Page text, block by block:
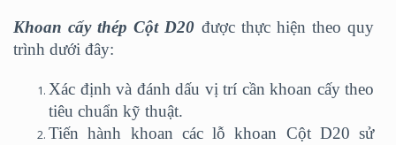
Khoan cấy thép Cột D20 được thực hiện theo quy
trình dưới đây:
Xác định và đánh dấu vị trí cần khoan cấy theo
tiêu chuẩn kỹ thuật.
Tiến hành khoan các lỗ khoan Cột D20 sử